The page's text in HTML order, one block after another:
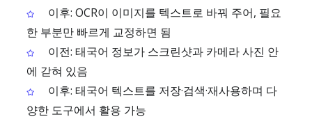
이후: OCR이 이미지를 텍스트로 바꿔 주어, 필요
한 부분만 빠르게 교정하면 됨
이전: 태국어 정보가 스크린샷과 카메라 사진 안
에 갇혀 있음
이후: 태국어 텍스트를 저장·검색·재사용하며 다
양한 도구에서 활용 가능